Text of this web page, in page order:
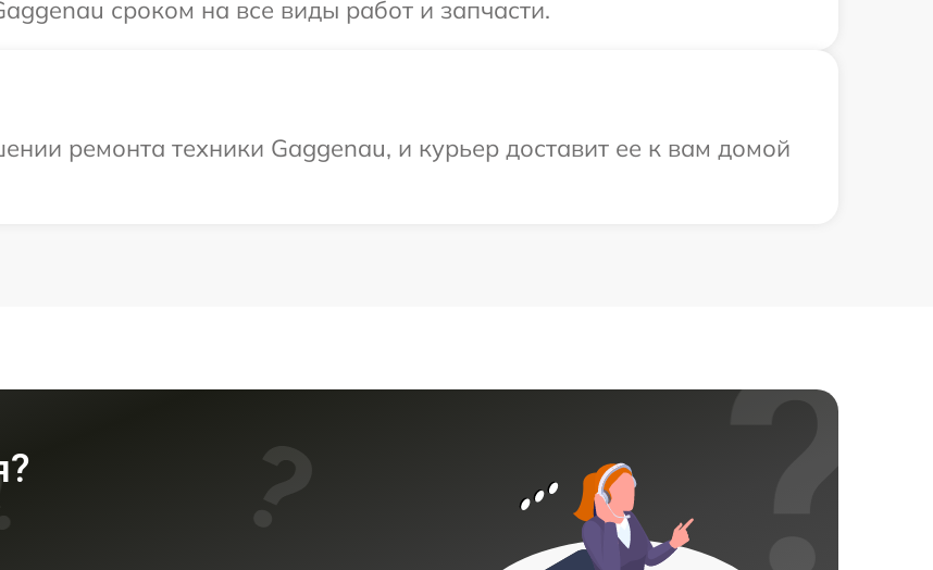
сроком на все виды работ и запчасти.
ремонта техники Gaggenau, и курьер доставит ее к вам домой